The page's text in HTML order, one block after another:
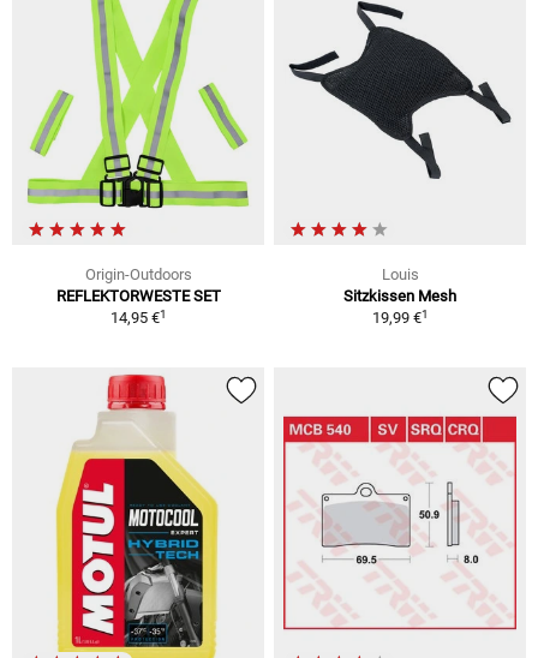
Origin-Outdoors
REFLEKTORWESTE SET
14,95 €1
Louis
Sitzkissen Mesh
19,99 €1